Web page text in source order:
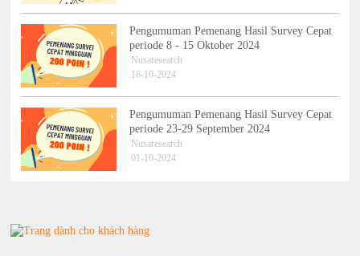
Pengumuman Pemenang Hasil Survey Cepat
periode 8 - 15 Oktober 2024
Nusaresearch
16-10-2024
Pengumuman Pemenang Hasil Survey Cepat
periode 23-29 September 2024
Nusaresearch
01-10-2024